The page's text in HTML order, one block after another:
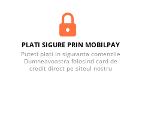
PLATI SIGURE PRIN MOBILPAY
Puteti plati in siguranta comenzile
Dumneavoastra folosind card de
credit direct pe siteul nostru